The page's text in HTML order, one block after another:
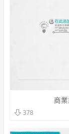
商
378